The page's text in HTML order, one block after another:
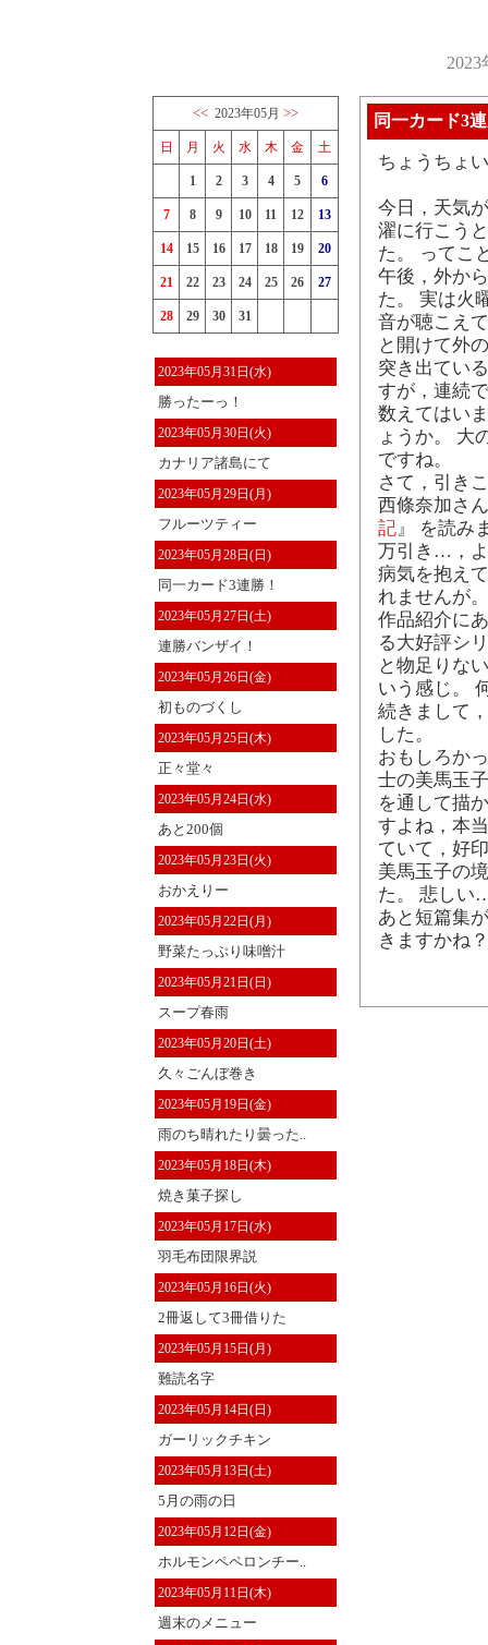
<< 2023年05月 >>
日 月 火 水 木 金 土
1 2 3 4 5 6
7 8 9 10 11 12 13
14 15 16 17 18 19 20
21 22 23 24 25 26 27
28 29 30 31
2023年05月31日(水)
勝ったーっ！
2023年05月30日(火)
カナリア諸島にて
2023年05月29日(月)
フルーツティー
2023年05月28日(日)
同一カード3連勝！
2023年05月27日(土)
連勝バンザイ！
2023年05月26日(金)
初ものづくし
2023年05月25日(木)
正々堂々
2023年05月24日(水)
あと200個
2023年05月23日(火)
おかえりー
2023年05月22日(月)
野菜たっぷり味噌汁
2023年05月21日(日)
スープ春雨
2023年05月20日(土)
久々ごんぼ巻き
2023年05月19日(金)
雨のち晴れたり曇った..
2023年05月18日(木)
焼き菓子探し
2023年05月17日(水)
羽毛布団限界説
2023年05月16日(火)
2冊返して3冊借りた
2023年05月15日(月)
難読名字
2023年05月14日(日)
ガーリックチキン
2023年05月13日(土)
5月の雨の日
2023年05月12日(金)
ホルモンペペロンチー..
2023年05月11日(木)
週末のメニュー
同一カード3
ちょうちょ
今日，天気
濯に行こう
た。 ってこ
午後，外か
た。 実は火
音が聴こえ
と開けて外
突き出てい
すが，連続
数えてはい
ょうか。 大
ですね。
さて，引き
西條奈加さ
記』 を読み
万引き…，
病気を抱え
れませんが。
作品紹介に
る大好評シ
と物足りな
いう感じ。
続きまして
した。
おもしろか
士の美馬玉
を通して描
すよね，本
ていて，好
美馬玉子の
た。 悲しい
あと短篇集
きますかね